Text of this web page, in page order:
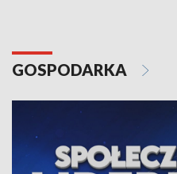
GOSPODARKA